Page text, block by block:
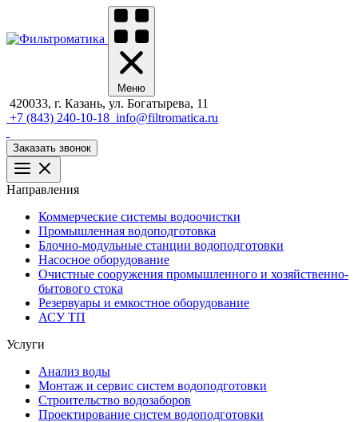
Меню
420033, г. Казань, ул. Богатырева, 11
+7 (843) 240-10-18 info@filtromatica.ru
Заказать звонок
Направления
Коммерческие системы водоочистки
Промышленная водоподготовка
Блочно-модульные станции водоподготовки
Насосное оборудование
Очистные сооружения промышленного и хозяйственно-
бытового стока
Резервуары и емкостное оборудование
АСУ ТП
Услуги
Анализ воды
Монтаж и сервис систем водоподготовки
Строительство водозаборов
Проектирование систем водоподготовки